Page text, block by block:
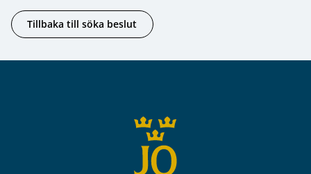
Tillbaka till söka beslut